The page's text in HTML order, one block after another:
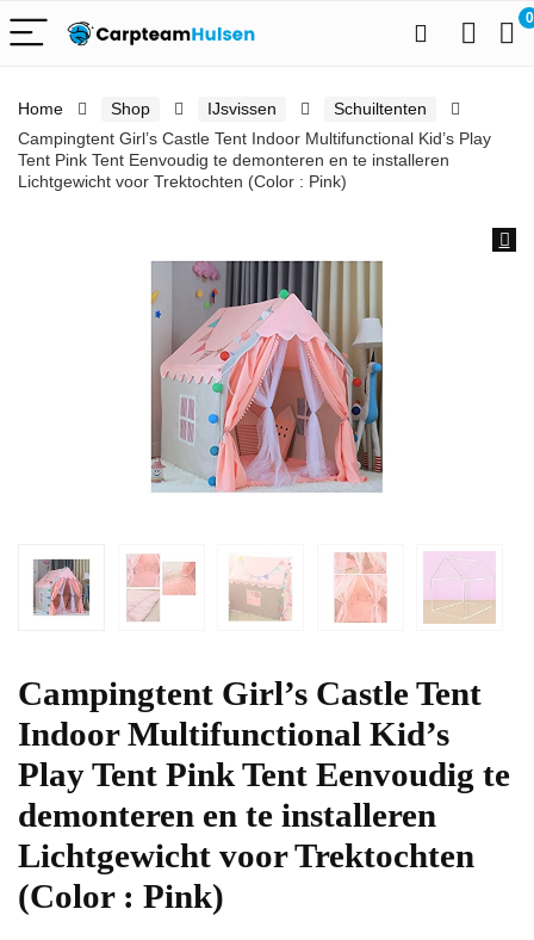
0
Home Shop IJsvissen
Schuiltenten
Campingtent Girl’s Castle Tent Indoor Multifunctional Kid’s Play
Tent Pink Tent Eenvoudig te demonteren en te installeren
Lichtgewicht voor Trektochten (Color : Pink)
Campingtent Girl’s Castle Tent
Indoor Multifunctional Kid’s
Play Tent Pink Tent Eenvoudig te
demonteren en te installeren
Lichtgewicht voor Trektochten
(Color : Pink)